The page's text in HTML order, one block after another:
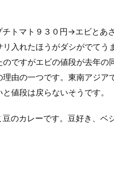
トマト９３０円→エビとあ
入れたほうがダシがでてう
ですがエビの値段が去年の
由の一つです。東南アジア
値段は戻らないそうです。
のカレーです。豆好き、ベ